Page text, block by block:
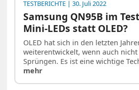
TESTBERICHTE | 30. Juli 2022
Samsung QN95B im
Mini-LEDs statt OLED?
OLED hat sich in den letzten
weiterentwickelt, wenn auch
Sprüngen. Es ist eine wichtige
mehr